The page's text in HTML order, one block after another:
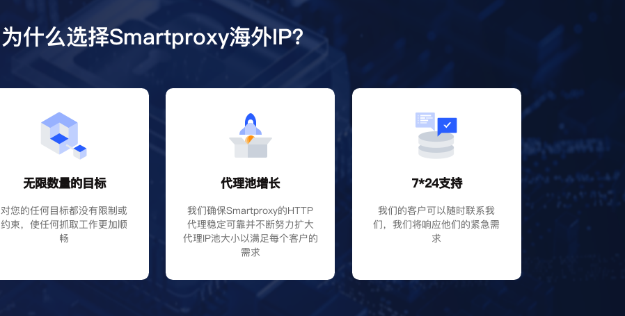
为什么选择Smartproxy海外IP？
无限数量的目标
对您的任何目标都没有限制或
约束，使任何抓取工作更加顺
畅
代理池增长
我们确保Smartproxy的HTTP
代理稳定可靠并不断努力扩大
代理IP池大小以满足每个客户的
需求
7*24支持
我们的客户可以随时联系我
们，我们将响应他们的紧急需
求